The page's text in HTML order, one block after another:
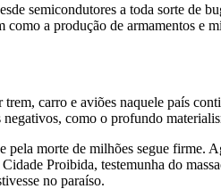
semicondutores a toda sorte de
a produção de armamentos e
carro e aviões naquele país
como o profundo
morte de milhões segue firme.
Proibida, testemunha do
no paraíso.